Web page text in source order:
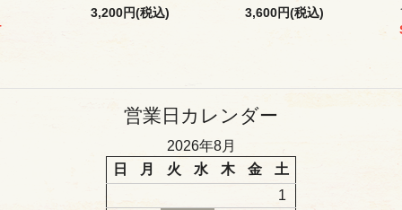
3,200円(税込)
3,600円(税込)
営業日カレンダー
2026年8月
日
月 火 水 木 金
土
1